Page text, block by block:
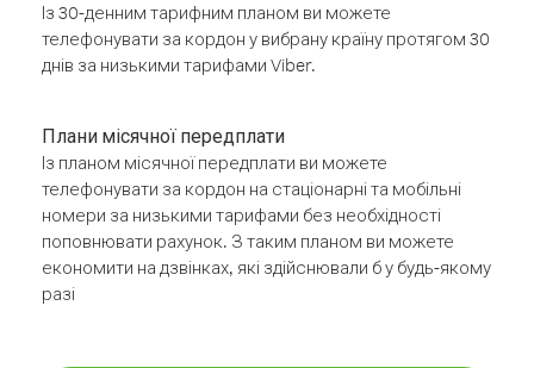
Із 30-денним тарифним планом ви можете
телефонувати за кордон у вибрану країну протягом 30
днів за низькими тарифами Viber.
Плани місячної передплати
Із планом місячної передплати ви можете
телефонувати за кордон на стаціонарні та мобільні
номери за низькими тарифами без необхідності
поповнювати рахунок. З таким планом ви можете
економити на дзвінках, які здійснювали б у будь-якому
разі